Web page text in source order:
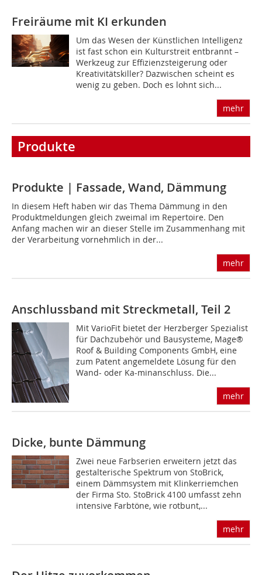
Freiräume mit KI erkunden
Um das Wesen der Künstlichen Intelligenz
ist fast schon ein Kulturstreit entbrannt –
Werkzeug zur Effizienzsteigerung oder
Kreativitätskiller? Dazwischen scheint es
wenig zu geben. Doch es lohnt sich...
mehr
Produkte
Produkte | Fassade, Wand, Dämmung
In diesem Heft haben wir das Thema Dämmung in den
Produktmeldungen gleich zweimal im Repertoire. Den
Anfang machen wir an dieser Stelle im Zusammenhang mit
der Verarbeitung vornehmlich in der...
mehr
Anschlussband mit Streckmetall, Teil 2
Mit VarioFit bietet der Herzberger Spezialist
für Dachzubehör und Bausysteme, Mage®
Roof & Building Components GmbH, eine
zum Patent angemeldete Lösung für den
Wand- oder Ka-minanschluss. Die...
mehr
Dicke, bunte Dämmung
Zwei neue Farbserien erweitern jetzt das
gestalterische Spektrum von StoBrick,
einem Dämm­sys­tem mit Klinkerriemchen
der Firma Sto. StoBrick 4100 umfasst zehn
intensive Farbtöne, wie rotbunt,...
mehr